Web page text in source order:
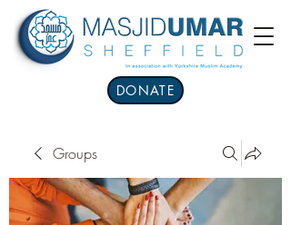
DONATE
Groups